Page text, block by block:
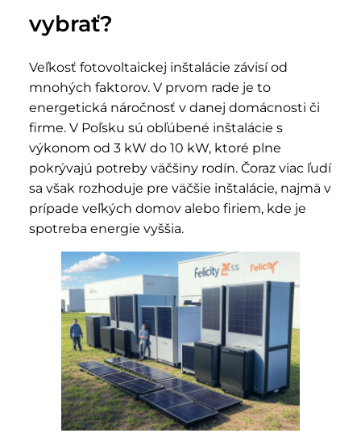
vybrať?
Veľkosť fotovoltaickej inštalácie závisí od
mnohých faktorov. V prvom rade je to
energetická náročnosť v danej domácnosti či
firme. V Poľsku sú obľúbené inštalácie s
výkonom od 3 kW do 10 kW, ktoré plne
pokrývajú potreby väčšiny rodín. Čoraz viac ľudí
sa však rozhoduje pre väčšie inštalácie, najmä v
prípade veľkých domov alebo firiem, kde je
spotreba energie vyššia.